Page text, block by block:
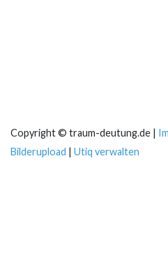
Copyright © traum-deutung.de |
Bilderupload | Utiq verwalten